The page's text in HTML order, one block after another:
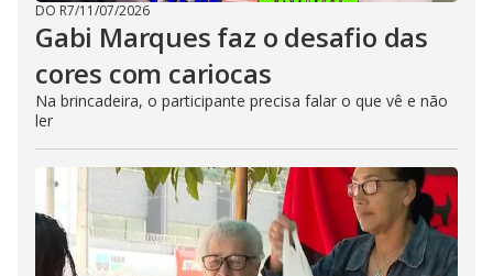
DO R7/11/07/2026
Gabi Marques faz o desafio das
cores com cariocas
Na brincadeira, o participante precisa falar o que vê e não
ler